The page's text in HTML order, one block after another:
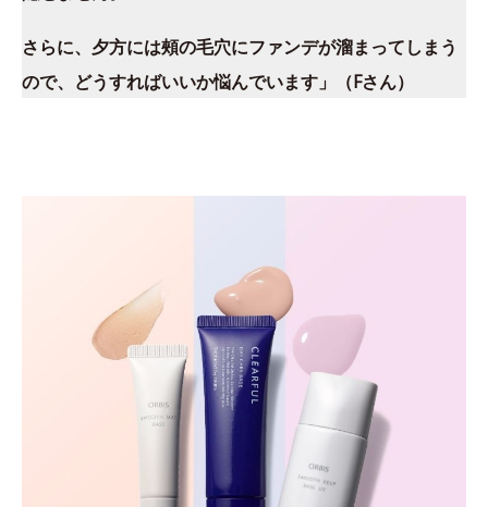
さらに、夕方には頰の毛穴にファンデが溜まってしまう
ので、どうすればいいか悩んでいます」（Fさん）